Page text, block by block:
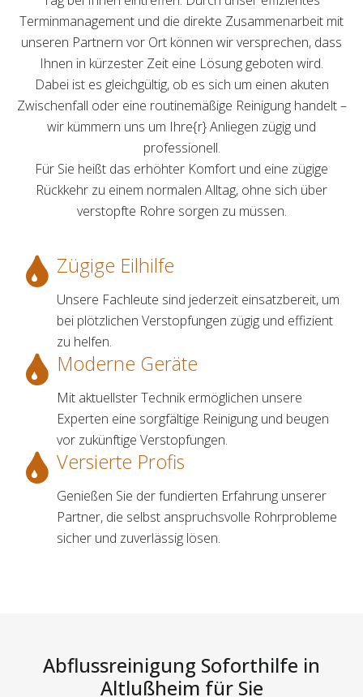
Terminmanagement und die direkte Zusammenarbeit mit
unseren Partnern vor Ort können wir versprechen, dass
Ihnen in kürzester Zeit eine Lösung geboten wird.
Dabei ist es gleichgültig, ob es sich um einen akuten
Zwischenfall oder eine routinemäßige Reinigung handelt –
wir kümmern uns um Ihre{r} Anliegen zügig und
professionell.
Für Sie heißt das erhöhter Komfort und eine zügige
Rückkehr zu einem normalen Alltag, ohne sich über
verstopfte Rohre sorgen zu müssen.
Zügige Eilhilfe
Unsere Fachleute sind jederzeit einsatzbereit, um
bei plötzlichen Verstopfungen zügig und effizient
zu helfen.
Moderne Geräte
Mit aktuellster Technik ermöglichen unsere
Experten eine sorgfältige Reinigung und beugen
vor zukünftige Verstopfungen.
Versierte Profis
Genießen Sie der fundierten Erfahrung unserer
Partner, die selbst anspruchsvolle Rohrprobleme
sicher und zuverlässig lösen.
Abflussreinigung Soforthilfe in
Altlußheim für Sie